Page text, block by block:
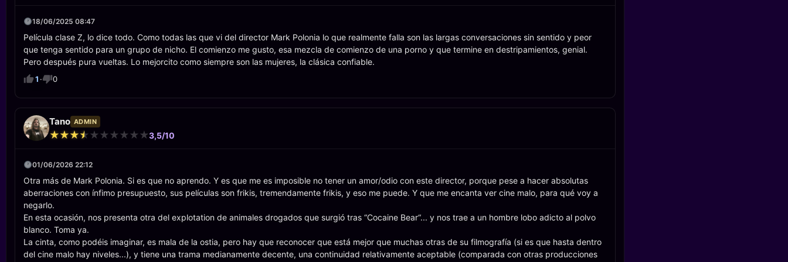
18/06/2025 08:47
Película clase Z, lo dice todo. Como todas las que vi del director Mark Polonia lo que realmente falla son las largas conversaciones sin sentido y peor
que tenga sentido para un grupo de nicho. El comienzo me gusto, esa mezcla de comienzo de una porno y que termine en destripamientos, genial.
Pero después pura vueltas. Lo mejorcito como siempre son las mujeres, la clásica confiable.
1 · 0
Tano ADMIN
★
★★
★★
★★
★★
★★
★★
★★
★★
★★
★3,5/10
01/06/2026 22:12
Otra más de Mark Polonia. Si es que no aprendo. Y es que me es imposible no tener un amor/odio con este director, porque pese a hacer absolutas
aberraciones con ínfimo presupuesto, sus películas son frikis, tremendamente frikis, y eso me puede. Y que me encanta ver cine malo, para qué voy a
negarlo.
En esta ocasión, nos presenta otra del explotation de animales drogados que surgió tras “Cocaine Bear“... y nos trae a un hombre lobo adicto al polvo
blanco. Toma ya.
La cinta, como podéis imaginar, es mala de la ostia, pero hay que reconocer que está mejor que muchas otras de su filmografía (si es que hasta dentro
del cine malo hay niveles...), y tiene una trama medianamente decente, una continuidad relativamente aceptable (comparada con otras producciones